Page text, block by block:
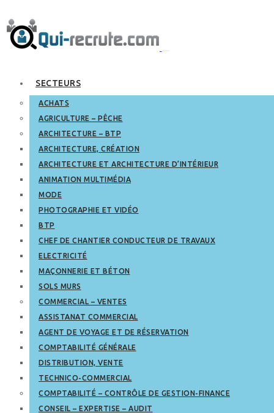
SECTEURS
ACHATS
AGRICULTURE – PÊCHE
ARCHITECTURE – BTP
ARCHITECTURE, CRÉATION
ARCHITECTURE ET ARCHITECTURE D’INTÉRIEUR
ANIMATION MULTIMÉDIA
MODE
PHOTOGRAPHIE ET VIDÉO
BTP
CHEF DE CHANTIER CONDUCTEUR DE TRAVAUX
ELECTRICITÉ
MAÇONNERIE ET BÉTON
SOLS MURS
COMMERCIAL – VENTES
ASSISTANAT COMMERCIAL
AGENT DE VOYAGE ET DE RÉSERVATION
COMPTABILITÉ GÉNÉRALE
DISTRIBUTION, VENTE
TECHNICO-COMMERCIAL
COMPTABILITÉ – CONTRÔLE DE GESTION-FINANCE
CONSEIL – EXPERTISE – AUDIT